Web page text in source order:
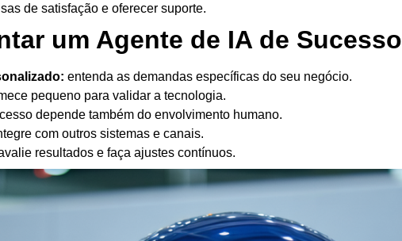
de satisfação e oferecer suporte.
um Agente de IA de Sucesso
entenda as demandas específicas do seu negócio.
pequeno para validar a tecnologia.
depende também do envolvimento humano.
com outros sistemas e canais.
resultados e faça ajustes contínuos.